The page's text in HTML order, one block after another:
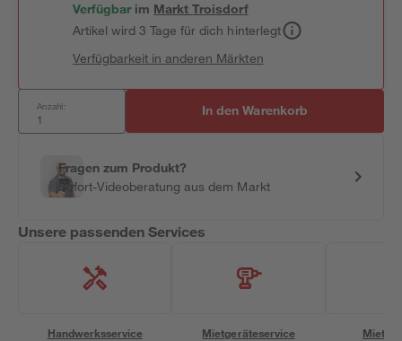
Verfügbar im MarktTroisdorf
Artikel wird 3 Tage für dich hinterlegt
Verfügbarkeit in anderen Märkten
Anzahl: In den Warenkorb
Fragen zum Produkt?
Sofort-Videoberatung aus dem Markt
Unsere passenden Services
Handwerksservice Mietgeräteservice